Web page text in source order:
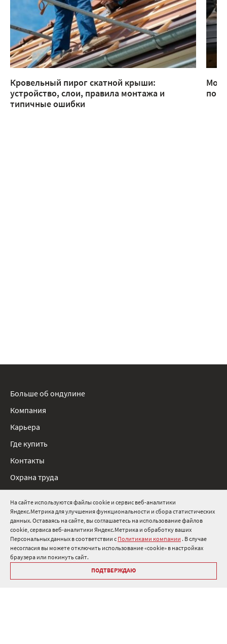
На сайте используются файлы cookie и сервис веб-аналитики
Яндекс.Метрика для улучшения функциональности и сбора статистических
данных. Оставаясь на сайте, вы соглашаетесь на использование файлов
cookie, сервиса веб-аналитики Яндекс.Метрика и обработку ваших
Персональных данных в соответствии с Политиками компании . В случае
несогласия вы можете отключить использование «cookie» в настройках
браузера или покинуть сайт.
ПОДТВЕРЖДАЮ
Кровельный пирог скатной крыши:
устройство, слои, правила монтажа и
типичные ошибки
8 800 511 91 82
info@onduline.ru
Россия Беларусь Казахстан
Больше об ондулине
Компания
Карьера
Где купить
Контакты
Охрана труда